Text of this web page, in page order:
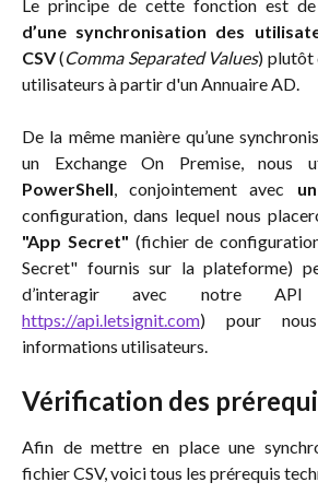
Le principe de cette fonction est
d’une synchronisation des
CSV(Comma Separated Values) plutôt
utilisateurs à partir d'un Annuaire AD.
De la même manière qu’une
un Exchange On Premise, nous
PowerShell, conjointement avec
configuration, dans lequel nous
"App Secret" (fichier de
Secret" fournis sur la plateforme)
d’interagir avec notre API
https://api.letsignit.com) pour
informations utilisateurs.
Vérification des
Afin de mettre en place une
fichier CSV, voici tous les prérequis